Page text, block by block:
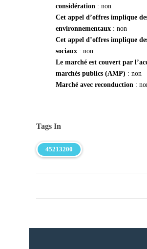
considération : non
Cet appel d’offres implique
environnementaux : non
Cet appel d’offres implique
sociaux : non
Le marché est couvert par
marchés publics (AMP) : non
Marché avec reconduction :
Tags In
45213200